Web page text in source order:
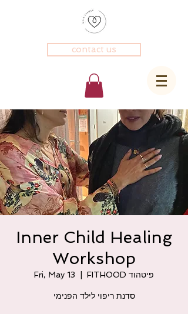
contact us
Inner Child Healing
Workshop
Fri, May 13 FITHOOD פיטהוד
סדנת ריפוי לילד הפנימי